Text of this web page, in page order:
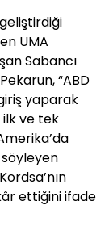
UMA
Sabancı
“ABD
yaparak
ve tek
ettiğini ifade